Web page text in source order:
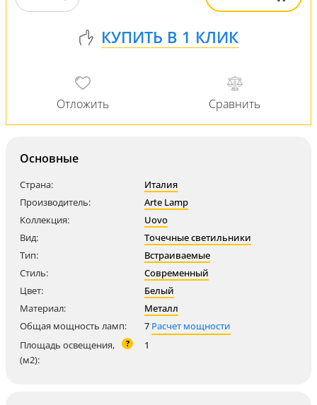
Основные
Страна:
Италия
Производитель:
Arte Lamp
Коллекция:
Uovo
Вид:
Точечные светильники
Тип:
Встраиваемые
Стиль:
Современный
Цвет:
Белый
Материал:
Металл
Общая мощность ламп:
7 Расчет мощности
Площадь освещения,
(м2):
? 1